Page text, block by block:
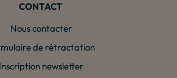
CONTACT
Nous contacter
de rétractation
Inscription newsletter